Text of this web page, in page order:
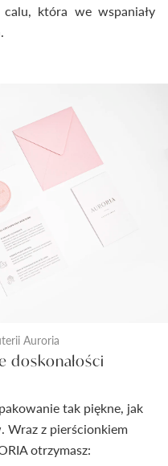
która we wspaniały
Auroria
doskonałości
tak piękne, jak
Wraz z pierścionkiem
otrzymasz: